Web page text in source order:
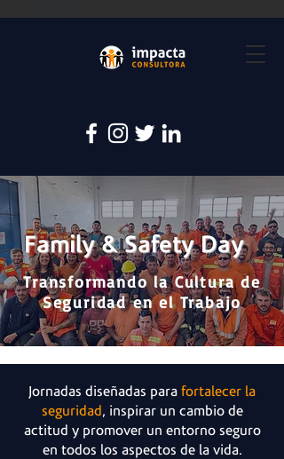
Family & Safety Day
Transformando la Cultura de
Seguridad en el Trabajo
Jornadas diseñadas para fortalecer la
seguridad, inspirar un cambio de
actitud y promover un entorno seguro
en todos los aspectos de la vida.